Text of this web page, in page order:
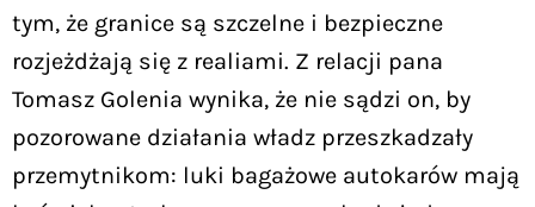
tym, że granice są szczelne i bezpieczne
rozjeżdżają się z realiami. Z relacji pana
Tomasz Golenia wynika, że nie sądzi on, by
pozorowane działania władz przeszkadzały
przemytnikom: luki bagażowe autokarów mają